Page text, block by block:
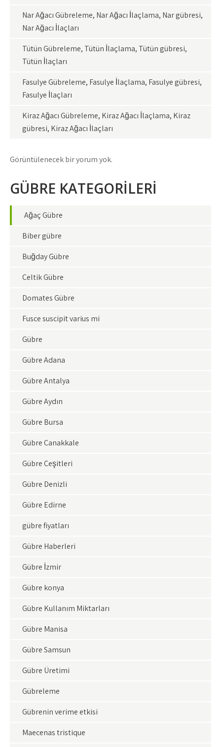
Nar Ağacı Gübreleme, Nar Ağacı İlaçlama, Nar gübresi,
Nar Ağacı İlaçları
Tütün Gübreleme, Tütün İlaçlama, Tütün gübresi,
Tütün İlaçları
Fasulye Gübreleme, Fasulye İlaçlama, Fasulye gübresi,
Fasulye İlaçları
Kiraz Ağacı Gübreleme, Kiraz Ağacı İlaçlama, Kiraz
gübresi, Kiraz Ağacı İlaçları
Görüntülenecek bir yorum yok.
GÜBRE KATEGORİLERİ
Ağaç Gübre
Biber gübre
Buğday Gübre
Çeltik Gübre
Domates Gübre
Fusce suscipit varius mi
Gübre
Gübre Adana
Gübre Antalya
Gübre Aydın
Gübre Bursa
Gübre Çanakkale
Gübre Çeşitleri
Gübre Denizli
Gübre Edirne
gübre fiyatları
Gübre Haberleri
Gübre İzmir
Gübre konya
Gübre Kullanım Miktarları
Gübre Manisa
Gübre Samsun
Gübre Üretimi
Gübreleme
Gübrenin verime etkisi
Maecenas tristique